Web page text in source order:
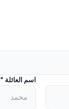
اسم العائلة *